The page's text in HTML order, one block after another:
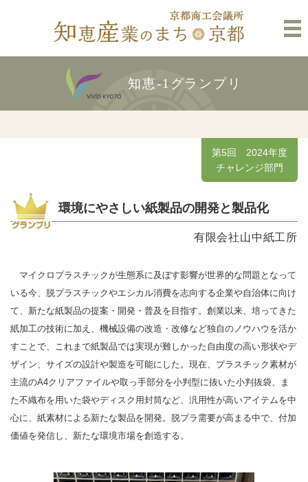
知恵-1グランプリ
第5回 2024年度
チャレンジ部門
環境にやさしい紙製品の開発と製品化
有限会社山中紙工所
マイクロプラスチックが生態系に及ぼす影響が世界的な問題となって
いる今、脱プラスチックやエシカル消費を志向する企業や自治体に向け
て、新たな紙製品の提案・開発・普及を目指す。創業以来、培ってきた
紙加工の技術に加え、機械設備の改造・改修など独自のノウハウを活か
すことで、これまで紙製品では実現が難しかった自由度の高い形状やデ
ザイン、サイズの設計や製造を可能にした。現在、プラスチック素材が
主流のA4クリアファイルや取っ手部分を小判型に抜いた小判抜袋、ま
た不織布を用いた袋やディスク用封筒など、汎用性が高いアイテムを中
心に、紙素材による新たな製品を開発。脱プラ需要が高まる中で、付加
価値を発信し、新たな環境市場を創造する。